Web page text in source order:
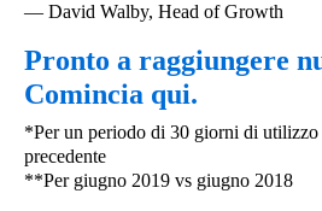
⁠— David Walby, Head of Growth
Pronto a raggiungere
Comincia qui.
*Per un periodo di 30 giorni di
precedente
**Per giugno 2019 vs giugno 2018